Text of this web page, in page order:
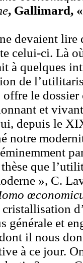
, Gallimard,
devaient lire
celui-ci. Là
à quelques
de
le dossier
et
depuis le
notre
que
», C.
cristallisation
et
il nous
à ce jour.